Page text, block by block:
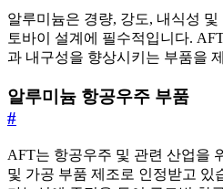
알루미늄은 경량, 강도, 내식성
토바이 설계에 필수적입니다.
과 내구성을 향상시키는 부품을
알루미늄 항공우주 부품
#
AFT는 항공우주 및 관련 산업을
및 가공 부품 제조로 인정받고 있